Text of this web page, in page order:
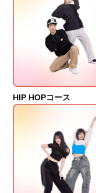
HIP HOPコース